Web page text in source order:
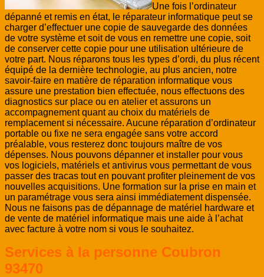
Une fois l’ordinateur
dépanné et remis en état, le réparateur informatique peut se
charger d’effectuer une copie de sauvegarde des données
de votre système et soit de vous en remettre une copie, soit
de conserver cette copie pour une utilisation ultérieure de
votre part. Nous réparons tous les types d’ordi, du plus récent
équipé de la dernière technologie, au plus ancien, notre
savoir-faire en matière de réparation informatique vous
assure une prestation bien effectuée, nous effectuons des
diagnostics sur place ou en atelier et assurons un
accompagnement quant au choix du matériels de
remplacement si nécessaire. Aucune réparation d’ordinateur
portable ou fixe ne sera engagée sans votre accord
préalable, vous resterez donc toujours maître de vos
dépenses. Nous pouvons dépanner et installer pour vous
vos logiciels, matériels et antivirus vous permettant de vous
passer des tracas tout en pouvant profiter pleinement de vos
nouvelles acquisitions. Une formation sur la prise en main et
un paramétrage vous sera ainsi immédiatement dispensée.
Nous ne faisons pas de dépannage de matériel hardware et
de vente de matériel informatique mais une aide à l’achat
avec facture à votre nom si vous le souhaitez.
Services à la personne Coubron
93470